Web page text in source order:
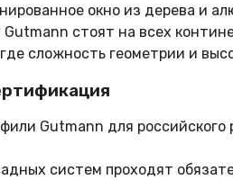
окно из дерева и
стоят на всех
сложность геометрии и
Gutmann для российского
систем проходят